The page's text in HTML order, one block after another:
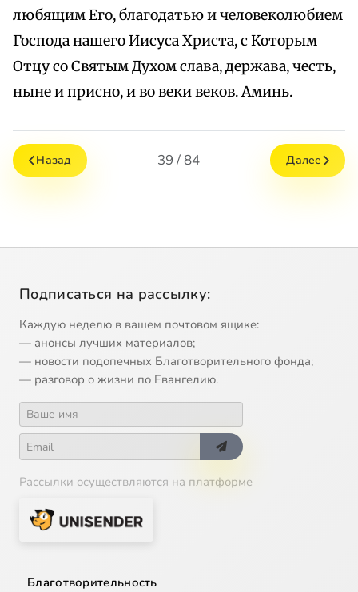
любящим Его, благодатью и человеколюбием
Господа нашего Иисуса Христа, с Которым
Отцу со Святым Духом слава, держава, честь,
ныне и присно, и во веки веков. Аминь.
Назад 39 / 84 Далее
Подписаться на рассылку:
Каждую неделю в вашем почтовом ящике:
— анонсы лучших материалов;
— новости подопечных Благотворительного фонда;
— разговор о жизни по Евангелию.
Рассылки осуществляются на платформе
Благотворительность